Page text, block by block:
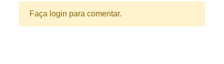
Faça login para comentar.